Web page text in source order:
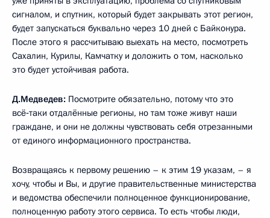
сигналом, и спутник, который будет закрывать этот регион,
будет запускаться буквально через 10 дней с Байконура.
После этого я рассчитываю выехать на место, посмотреть
Сахалин, Курилы, Камчатку и доложить о том, насколько
это будет устойчивая работа.
Д.Медведев: Посмотрите обязательно, потому что это
всё‑таки отдалённые регионы, но там тоже живут наши
граждане, и они не должны чувствовать себя отрезанными
от единого информационного пространства.
Возвращаясь к первому решению – к этим 19 указам, – я
хочу, чтобы и Вы, и другие правительственные министерства
и ведомства обеспечили полноценное функционирование,
полноценную работу этого сервиса. То есть чтобы люди,